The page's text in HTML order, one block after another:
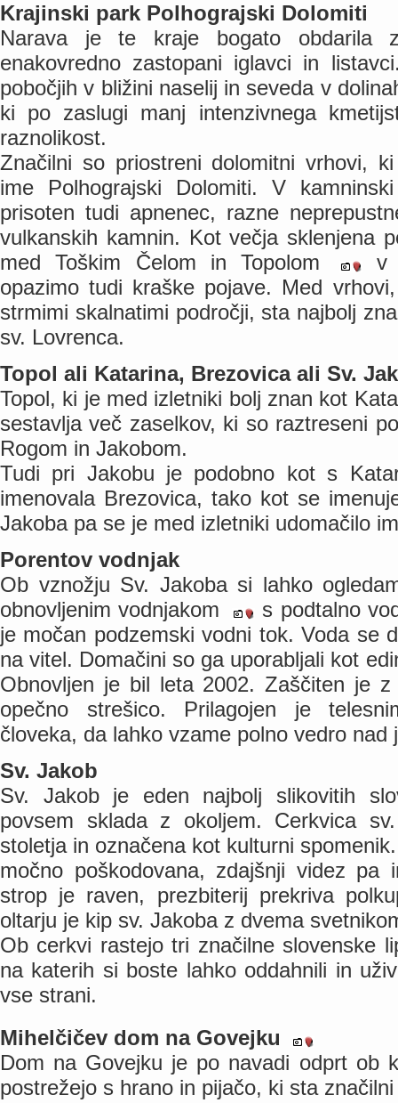
Krajinski park Polhograjski Dolomiti
Narava je te kraje bogato obdarila
enakovredno zastopani iglavci in
pobočjih v bližini naselij in seveda v
ki po zaslugi manj intenzivnega
raznolikost.
Značilni so priostreni dolomitni vrhovi,
ime Polhograjski Dolomiti. V
prisoten tudi apnenec, razne
vulkanskih kamnin. Kot večja sklenjena
med Toškim Čelom in Topolom
v
opazimo tudi kraške pojave. Med
strmimi skalnatimi področji, sta najbolj
sv. Lovrenca.
Topol ali Katarina, Brezovica ali Sv.
Topol, ki je med izletniki bolj znan kot
sestavlja več zaselkov, ki so raztreseni
Rogom in Jakobom.
Tudi pri Jakobu je podobno kot s
imenovala Brezovica, tako kot se
Jakoba pa se je med izletniki udomačilo
Porentov vodnjak
Ob vznožju Sv. Jakoba si lahko
obnovljenim vodnjakom
s podtalno
je močan podzemski vodni tok. Voda se
na vitel. Domačini so ga uporabljali kot
Obnovljen je bil leta 2002. Zaščiten je
opečno strešico. Prilagojen je
človeka, da lahko vzame polno vedro nad
Sv. Jakob
Sv. Jakob je eden najbolj slikovitih
povsem sklada z okoljem. Cerkvica
stoletja in označena kot kulturni
močno poškodovana, zdajšnji videz pa
strop je raven, prezbiterij prekriva
oltarju je kip sv. Jakoba z dvema
Ob cerkvi rastejo tri značilne slovenske
na katerih si boste lahko oddahnili in
vse strani.
Mihelčičev dom na Govejku
Dom na Govejku je po navadi odprt ob
postrežejo s hrano in pijačo, ki sta